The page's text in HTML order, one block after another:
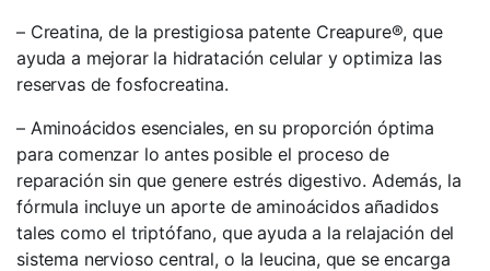
– Creatina, de la prestigiosa patente Creapure®, que
ayuda a mejorar la hidratación celular y optimiza las
reservas de fosfocreatina.
– Aminoácidos esenciales, en su proporción óptima
para comenzar lo antes posible el proceso de
reparación sin que genere estrés digestivo. Además, la
fórmula incluye un aporte de aminoácidos añadidos
tales como el triptófano, que ayuda a la relajación del
sistema nervioso central, o la leucina, que se encarga